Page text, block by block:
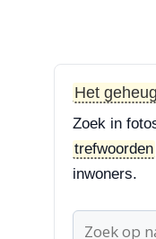
hoge
8-8-2026
Het
Zoek in
trefwoorden
inwoners.